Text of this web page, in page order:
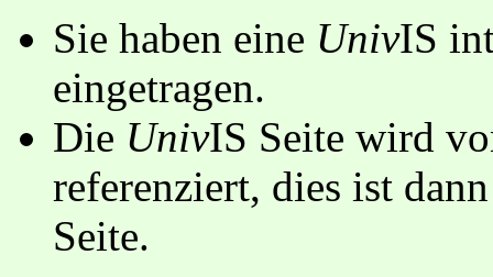
Sie haben eine UnivIS
eingetragen.
Die UnivIS Seite wird
referenziert, dies ist
Seite.